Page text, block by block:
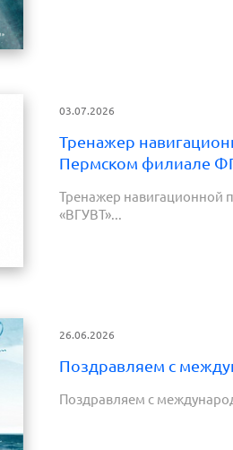
03.07.2026
Тренажер
Пермском филиале
Тренажер навигационной
«ВГУВТ»...
26.06.2026
Поздравляем с
Поздравляем с